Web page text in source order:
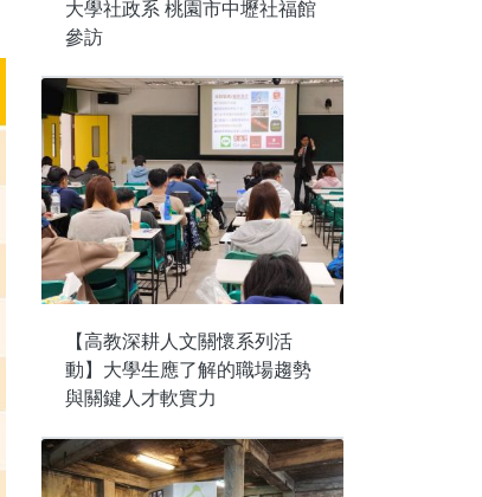
大學社政系 桃園市中壢社福館
參訪
【高教深耕人文關懷系列活
動】大學生應了解的職場趨勢
與關鍵人才軟實力